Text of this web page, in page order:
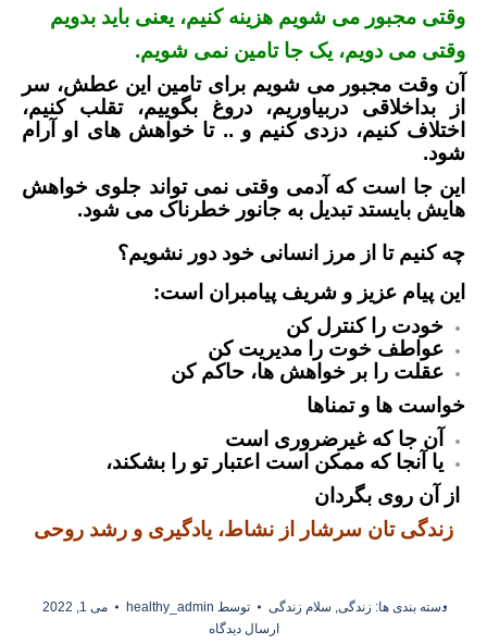
وقتی مجبور می شویم هزینه کنیم، یعنی باید بدویم
وقتی می دویم، یک جا تامین نمی شویم.
آن وقت مجبور می شویم برای تامین این عطش، سر
از بداخلاقی دربیاوریم، دروغ بگوییم، تقلب کنیم،
اختلاف کنیم، دزدی کنیم و .. تا خواهش های او آرام
شود.
این جا است که آدمی وقتی نمی تواند جلوی خواهش
هایش بایستد تبدیل به جانور خطرناک می شود.
چه کنیم تا از مرز انسانی خود دور نشویم؟
این پیام عزیز و شریف پیامبران است:
خودت را کنترل کن
عواطف خوت را مدیریت کن
عقلت را بر خواهش ها، حاکم کن
خواست ها و تمناها
آن جا که غیرضروری است
یا آنجا که ممکن است اعتبار تو را بشکند،
از آن روی بگردان
زندگی تان سرشار از نشاط، یادگیری و رشد روحی
دسته بندی ها: زندگی, سلام زندگی توسط healthy_admin
می 1, 2022
ارسال دیدگاه